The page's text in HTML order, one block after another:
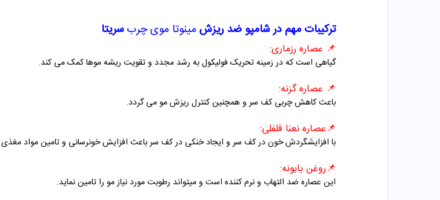
ترکیبات مهم در شامپو ضد ریزش مینوتا موی چربسریتا
📌 عصاره رزماری:
گیاهی است که در زمینه تحریک فولیکول به رشد مجدد و تقویت ریشه موها کمک می کند.
📌 عصاره گزنه:
باعث کاهش چربی کف سر و همچنین کنترل ریزش مو می گردد.
📌عصاره نعنا فلفلی:
با افزایشگردش خون در کف سر و ایجاد خنکی در کف سر باعث افزایش خونرسانی و تامین مواد
📌روغن بابونه:
این عصاره ضد التهاب و نرم کننده است و میتواند رطوبت مورد نیاز مو را تامین نماید.